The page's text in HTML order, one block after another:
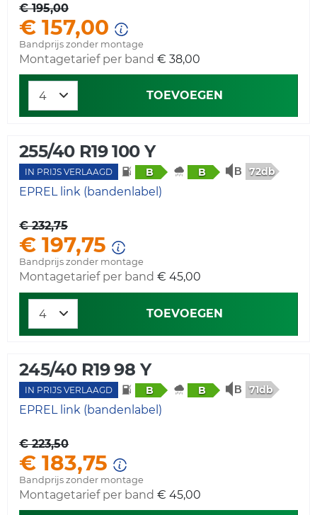
€ 195,00
€ 157,00
Bandprijs zonder montage
Montagetarief per band € 38,00
TOEVOEGEN
255/40 R19 100 Y
IN PRIJS VERLAAGD B B 72db
EPREL link (bandenlabel)
€ 232,75
€ 197,75
Bandprijs zonder montage
Montagetarief per band € 45,00
TOEVOEGEN
245/40 R19 98 Y
IN PRIJS VERLAAGD B B 71db
EPREL link (bandenlabel)
€ 223,50
€ 183,75
Bandprijs zonder montage
Montagetarief per band € 45,00